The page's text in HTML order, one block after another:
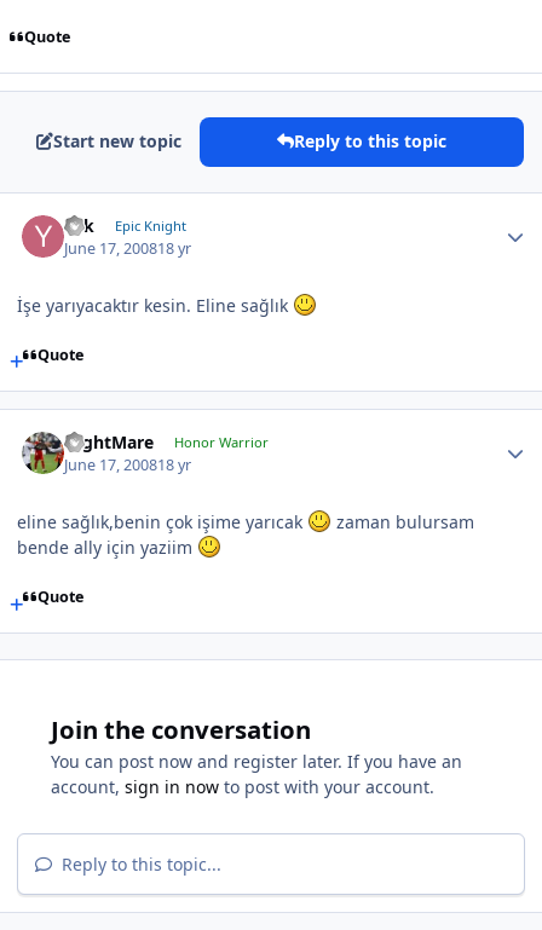
Quote
Start new topic Reply to this topic
Yek Epic Knight
June 17, 200818 yr
İşe yarıyacaktır kesin. Eline sağlık
Quote
NightMare Honor Warrior
June 17, 200818 yr
eline sağlık,benin çok işime yarıcak
zaman bulursam
bende ally için yaziim
Quote
Join the conversation
You can post now and register later. If you have an
account, sign in now to post with your account.
Reply to this topic...